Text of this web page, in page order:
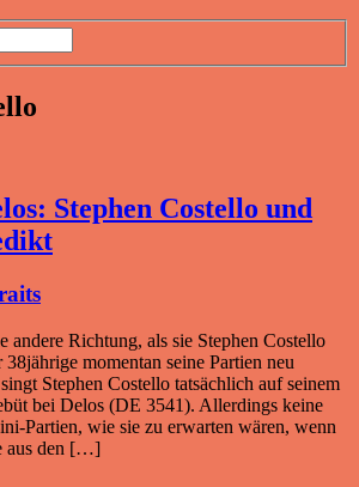
Stephen Costello und
andere Richtung, als sie Stephen Costello
38jährige momentan seine Partien neu
Stephen Costello tatsächlich auf seinem
bei Delos (DE 3541). Allerdings keine
Partien, wie sie zu erwarten wären, wenn
aus den […]